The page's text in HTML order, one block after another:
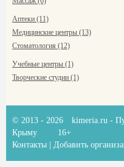
Аптеки (11)
Медицинские центры (13)
Стоматология (12)
Учебные центры (1)
Творческие студии (1)
© 2013 - 2026 kimeria.ru -
Крыму
16+
Контакты
Добавить